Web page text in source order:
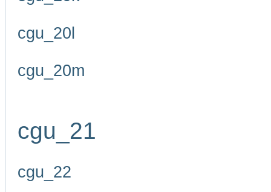
cgu_20l
cgu_20m
cgu_21
cgu_22